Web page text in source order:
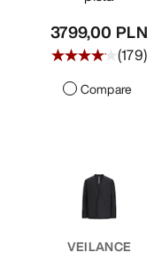
3799,00 PLN
(179)
Compare
VEILANCE